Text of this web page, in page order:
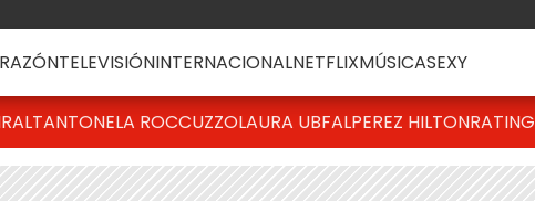
TELEVISIÓNINTERNACIONALNETFLIXMÚSICASEXY
ANTONELA ROCCUZZOLAURA UBFALPEREZ HILTONRATING